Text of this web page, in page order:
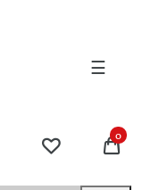
☰
0